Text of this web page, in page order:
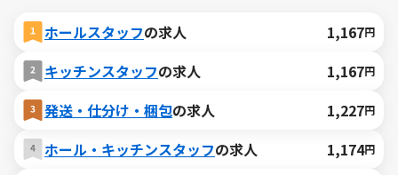
ホールスタッフの求人 1,167円
キッチンスタッフの求人 1,167円
発送・仕分け・梱包の求人 1,227円
ホール・キッチンスタッフの求人 1,174円